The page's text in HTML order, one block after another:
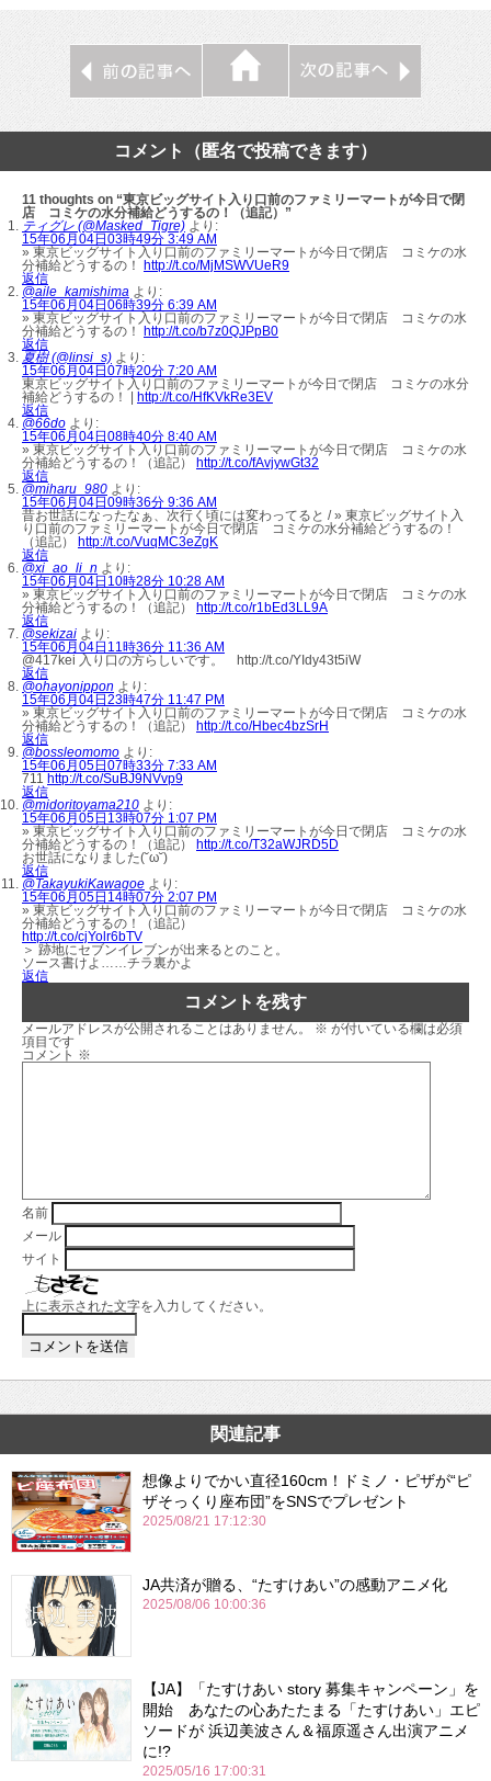
コメント（匿名で投稿できます）
11 thoughts on “東京ビッグサイト入り口前のファミリーマートが今日で閉
店 コミケの水分補給どうするの！（追記）”
ティグレ (@Masked_Tigre) より:
15年06月04日03時49分 3:49 AM
» 東京ビッグサイト入り口前のファミリーマートが今日で閉店 コミケの水
分補給どうするの！ http://t.co/MjMSWVUeR9
返信
@aile_kamishima より:
15年06月04日06時39分 6:39 AM
» 東京ビッグサイト入り口前のファミリーマートが今日で閉店 コミケの水
分補給どうするの！ http://t.co/b7z0QJPpB0
返信
夏樹 (@linsi_s) より:
15年06月04日07時20分 7:20 AM
東京ビッグサイト入り口前のファミリーマートが今日で閉店 コミケの水分
補給どうするの！ | http://t.co/HfKVkRe3EV
返信
@66do より:
15年06月04日08時40分 8:40 AM
» 東京ビッグサイト入り口前のファミリーマートが今日で閉店 コミケの水
分補給どうするの！（追記） http://t.co/fAvjywGt32
返信
@miharu_980 より:
15年06月04日09時36分 9:36 AM
昔お世話になったなぁ、次行く頃には変わってると / » 東京ビッグサイト入
り口前のファミリーマートが今日で閉店 コミケの水分補給どうするの！
（追記） http://t.co/VuqMC3eZgK
返信
@xi_ao_li_n より:
15年06月04日10時28分 10:28 AM
» 東京ビッグサイト入り口前のファミリーマートが今日で閉店 コミケの水
分補給どうするの！（追記） http://t.co/r1bEd3LL9A
返信
@sekizai より:
15年06月04日11時36分 11:36 AM
@417kei 入り口の方らしいです。 http://t.co/YIdy43t5iW
返信
@ohayonippon より:
15年06月04日23時47分 11:47 PM
» 東京ビッグサイト入り口前のファミリーマートが今日で閉店 コミケの水
分補給どうするの！（追記） http://t.co/Hbec4bzSrH
返信
@bossleomomo より:
15年06月05日07時33分 7:33 AM
711 http://t.co/SuBJ9NVvp9
返信
@midoritoyama210 より:
15年06月05日13時07分 1:07 PM
» 東京ビッグサイト入り口前のファミリーマートが今日で閉店 コミケの水
分補給どうするの！（追記） http://t.co/T32aWJRD5D
お世話になりました(˘ω˘)
返信
@TakayukiKawagoe より:
15年06月05日14時07分 2:07 PM
» 東京ビッグサイト入り口前のファミリーマートが今日で閉店 コミケの水
分補給どうするの！（追記）
http://t.co/cjYolr6bTV
＞ 跡地にセブンイレブンが出来るとのこと。
ソース書けよ……チラ裏かよ
返信
コメントを残す
メールアドレスが公開されることはありません。 ※ が付いている欄は必須
項目です
コメント ※
名前
メール
サイト
上に表示された文字を入力してください。
関連記事
想像よりでかい直径160cm！ドミノ・ピザが“ピ
ザそっくり座布団”をSNSでプレゼント
2025/08/21 17:12:30
JA共済が贈る、“たすけあい”の感動アニメ化
2025/08/06 10:00:36
【JA】「たすけあい story 募集キャンペーン」を
開始 あなたの心あたたまる「たすけあい」エピ
ソードが 浜辺美波さん＆福原遥さん出演アニメ
に!?
2025/05/16 17:00:31